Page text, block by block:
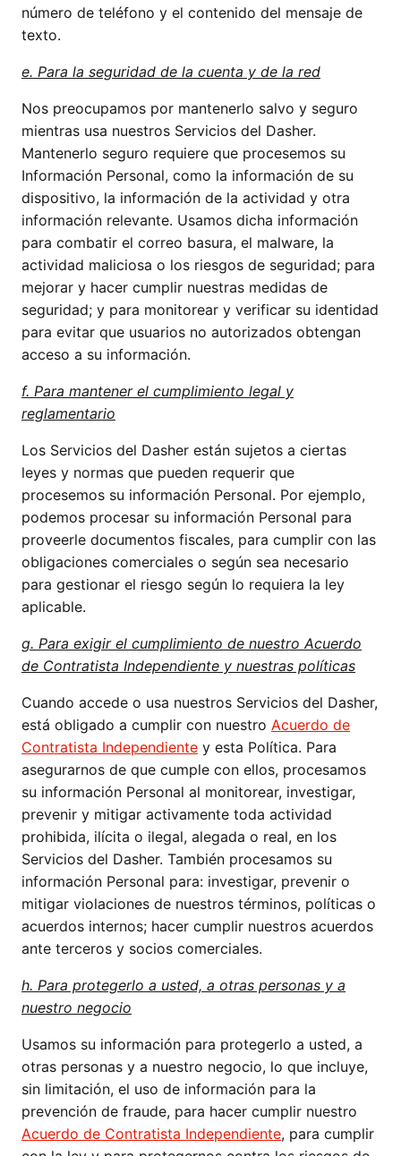
número de teléfono y el contenido del mensaje de
texto.
e. Para la seguridad de la cuenta y de la red
Nos preocupamos por mantenerlo salvo y seguro
mientras usa nuestros Servicios del Dasher.
Mantenerlo seguro requiere que procesemos su
Información Personal, como la información de su
dispositivo, la información de la actividad y otra
información relevante. Usamos dicha información
para combatir el correo basura, el malware, la
actividad maliciosa o los riesgos de seguridad; para
mejorar y hacer cumplir nuestras medidas de
seguridad; y para monitorear y verificar su identidad
para evitar que usuarios no autorizados obtengan
acceso a su información.
f. Para mantener el cumplimiento legal y
reglamentario
Los Servicios del Dasher están sujetos a ciertas
leyes y normas que pueden requerir que
procesemos su información Personal. Por ejemplo,
podemos procesar su información Personal para
proveerle documentos fiscales, para cumplir con las
obligaciones comerciales o según sea necesario
para gestionar el riesgo según lo requiera la ley
aplicable.
g. Para exigir el cumplimiento de nuestro Acuerdo
de Contratista Independiente y nuestras políticas
Cuando accede o usa nuestros Servicios del Dasher,
está obligado a cumplir con nuestro Acuerdo de
Contratista Independiente y esta Política. Para
asegurarnos de que cumple con ellos, procesamos
su información Personal al monitorear, investigar,
prevenir y mitigar activamente toda actividad
prohibida, ilícita o ilegal, alegada o real, en los
Servicios del Dasher. También procesamos su
información Personal para: investigar, prevenir o
mitigar violaciones de nuestros términos, políticas o
acuerdos internos; hacer cumplir nuestros acuerdos
ante terceros y socios comerciales.
h. Para protegerlo a usted, a otras personas y a
nuestro negocio
Usamos su información para protegerlo a usted, a
otras personas y a nuestro negocio, lo que incluye,
sin limitación, el uso de información para la
prevención de fraude, para hacer cumplir nuestro
Acuerdo de Contratista Independiente, para cumplir